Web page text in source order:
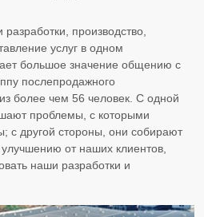
производство,
услуг в одном
большое значение общению с
послепродажного
более чем 56 человек. С одной
проблемы, с которыми
с другой стороны, они собирают
от наших клиентов,
наши разработки и